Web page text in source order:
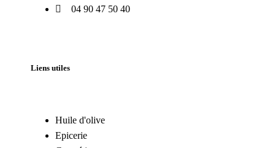
04 90 47 50 40
Liens utiles
Huile d'olive
Epicerie